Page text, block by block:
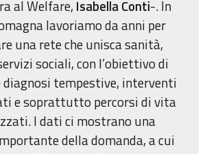
al Welfare, Isabella Conti-. In
lavoriamo da anni per
una rete che unisca sanità,
sociali, con l’obiettivo di
tempestive, interventi
e soprattutto percorsi di vita
I dati ci mostrano una
della domanda, a cui